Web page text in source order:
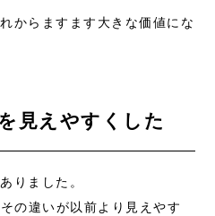
からますます大きな価値にな
見えやすくした
りました。
の違いが以前より見えやす